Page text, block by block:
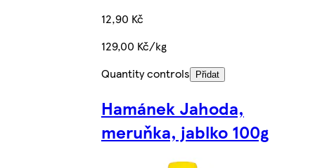
12,90 Kč
129,00 Kč/kg
Quantity controls
Přidat
Hamánek Jahoda,
meruňka, jablko 100g